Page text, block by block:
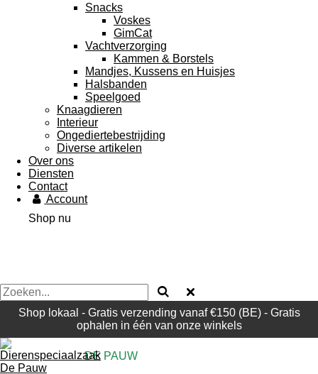
Snacks
Voskes
GimCat
Vachtverzorging
Kammen & Borstels
Mandjes, Kussens en Huisjes
Halsbanden
Speelgoed
Knaagdieren
Interieur
Ongediertebestrijding
Diverse artikelen
Over ons
Diensten
Contact
Account
Shop nu
Shop lokaal - Gratis verzending vanaf €150 (BE) - Gratis
ophalen in één van onze winkels
DE PAUW